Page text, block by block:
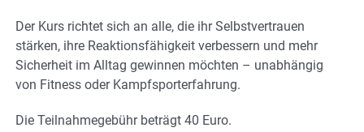
Der Kurs richtet sich an alle, die ihr Selbstvertrauen
stärken, ihre Reaktionsfähigkeit verbessern und mehr
Sicherheit im Alltag gewinnen möchten – unabhängig
von Fitness oder Kampfsporterfahrung.
Die Teilnahmegebühr beträgt 40 Euro.